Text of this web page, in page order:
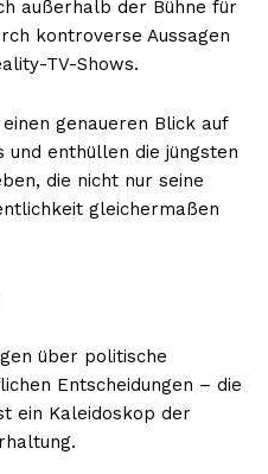
außerhalb der Bühne für
kontroverse Aussagen
TV-Shows.
genaueren Blick auf
und enthüllen die jüngsten
die nicht nur seine
gleichermaßen
über politische
Entscheidungen – die
ein Kaleidoskop der